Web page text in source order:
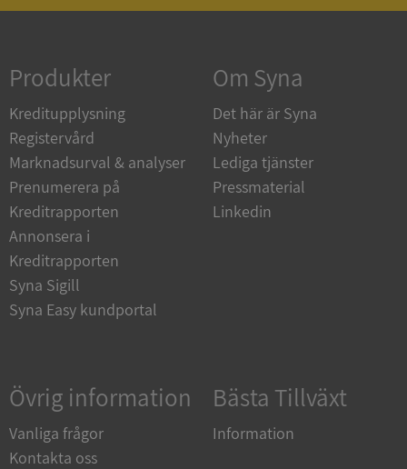
Produkter
Kreditupplysning
Registervård
Marknadsurval & analyser
Prenumerera på
Kreditrapporten
Annonsera i
Kreditrapporten
Syna Sigill
Syna Easy kundportal
Om Syna
Det här är Syna
Nyheter
Lediga tjänster
Pressmaterial
Linkedin
Övrig information
Vanliga frågor
Kontakta oss
Bästa Tillväxt
Information
kärnwebbplatsfunktioner som användarinloggning
och kontohantering. Webbplatsen kan inte
användas ordentligt utan strikt nödvändiga cookies.
Namn
Leverantör
Domän
VISITOR_PRIVACY_METADATA
Google